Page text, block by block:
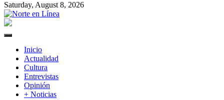
Saturday, August 8, 2026
Primary
Inicio
Actualidad
Cultura
Entrevistas
Opinión
+ Noticias